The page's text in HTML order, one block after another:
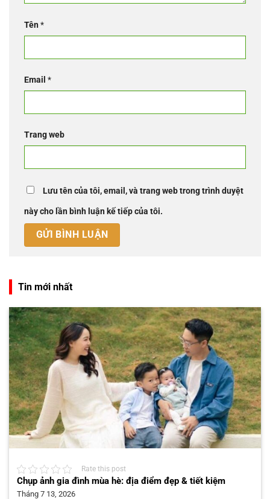
Tên*
Email *
Trang web
Lưu tên của tôi, email, và trang web trong trình duyệt
này cho lần bình luận kế tiếp của tôi.
Tin mới nhất
Rate this post
Chụp ảnh gia đình mùa hè: địa điểm đẹp & tiết kiệm
Tháng 7 13, 2026